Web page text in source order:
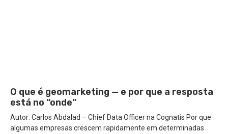
O que é geomarketing — e por que a resposta
está no “onde”
Autor: Carlos Abdalad – Chief Data Officer na Cognatis Por que
algumas empresas crescem rapidamente em determinadas